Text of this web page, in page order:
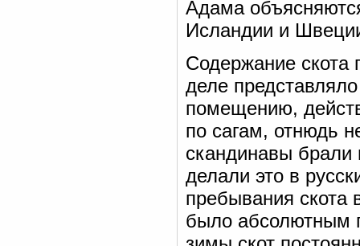
Адама
Исландии и
Содержание
деле
помещению,
по сагам, отнюдь
скандинавы
делали это в
пребывания скота
было абсолютным